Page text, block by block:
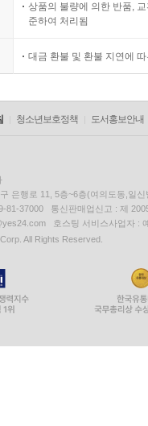
상품의 불량에 의한 반품,
준하여 처리됨
대금 환불 및 환불 지연에
청소년보호정책 도서홍보안내
은행로 11, 5층~6층(여의도동,일신
81-37000 통신판매업신고 : 제
호스팅 서비스사업자 :
All Rights Reserved.